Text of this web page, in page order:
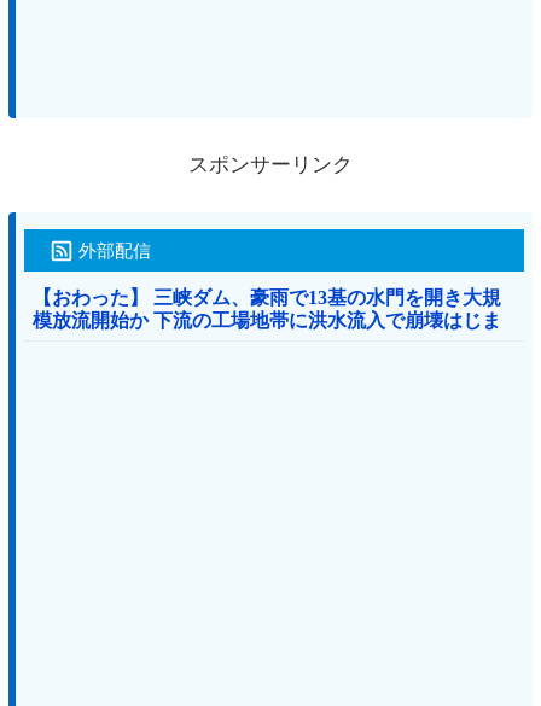
スポンサーリンク
外部配信
【おわった】 三峡ダム、豪雨で13基の水門を開き大規
模放流開始か 下流の工場地帯に洪水流入で崩壊はじま
る